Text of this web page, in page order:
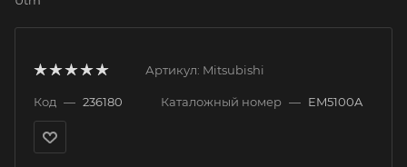
Артикул: Mitsubishi
Код — 236180 Каталожный номер — EM5100A